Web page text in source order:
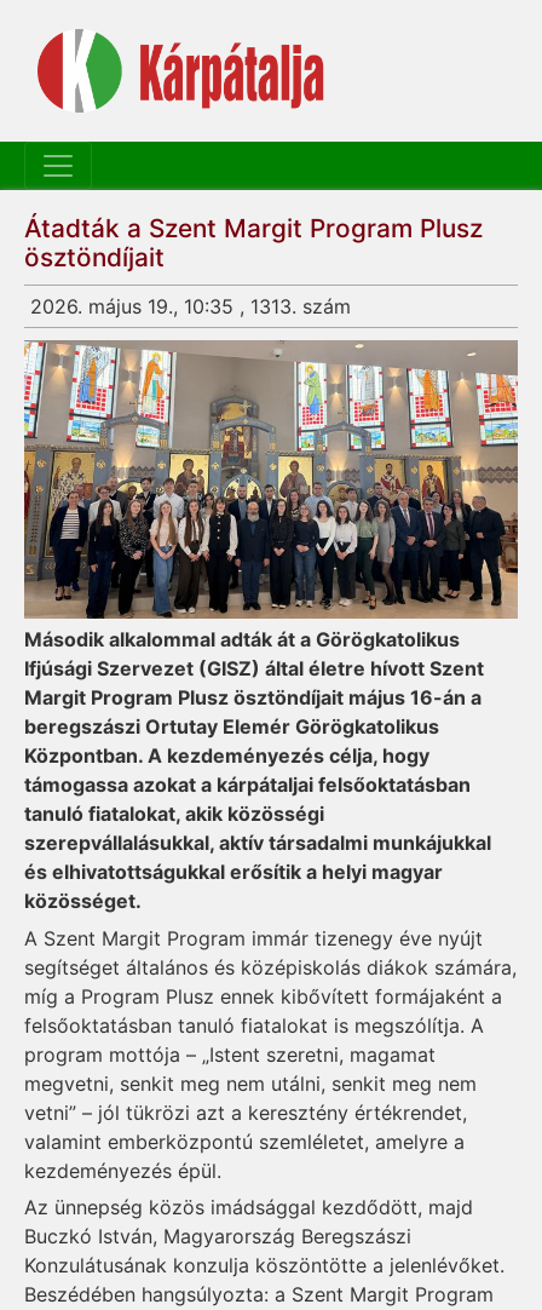
Átadták a Szent Margit Program Plusz
ösztöndíjait
2026. május 19., 10:35 , 1313. szám
Második alkalommal adták át a Görögkatolikus
Ifjúsági Szervezet (GISZ) által életre hívott Szent
Margit Program Plusz ösztöndíjait május 16-án a
beregszászi Ortutay Elemér Görögkatolikus
Központban. A kezdeményezés célja, hogy
támogassa azokat a kárpátaljai felsőoktatásban
tanuló fiatalokat, akik közösségi
szerepvállalásukkal, aktív társadalmi munkájukkal
és elhivatottságukkal erősítik a helyi magyar
közösséget.
A Szent Margit Program immár tizenegy éve nyújt
segítséget általános és középiskolás diákok számára,
míg a Program Plusz ennek kibővített formájaként a
felsőoktatásban tanuló fiatalokat is megszólítja. A
program mottója – „Istent szeretni, magamat
megvetni, senkit meg nem utálni, senkit meg nem
vetni” – jól tükrözi azt a keresztény értékrendet,
valamint emberközpontú szemléletet, amelyre a
kezdeményezés épül.
Az ünnepség közös imádsággal kezdődött, majd
Buczkó István, Magyarország Beregszászi
Konzulátusának konzulja köszöntötte a jelenlévőket.
Beszédében hangsúlyozta: a Szent Margit Program